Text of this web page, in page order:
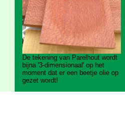
De tekening van Parelhout wordt
bijna '3-dimensionaal' op het
moment dat er een beetje olie op
gezet wordt!